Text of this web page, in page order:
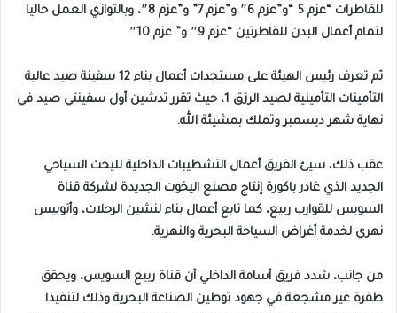
للقاطرات “عزم 5 “و”عزم 6″ و”عزم 7” و”عزم 8″، وبالتوازي العمل حاليا
لتمام أعمال البدن للقاطرتين “عزم 9″ و” عزم 10″.
ثم تعرف رئيس الهيئة على مستجدات أعمال بناء 12 سفينة صيد عالية
التأمينات التأمينية لصيد الرزق 1، حيث تقرر تدشين أول سفينتي صيد في
نهاية شهر ديسمبر وتملك بمشيئة الله.
عقب ذلك، سيئ الفريق أعمال التشطيبات الداخلية لليخت السياحي
الجديد الذي غادر باكورة إنتاج مصنع اليخوت الجديدة لشركة قناة
السويس للقوارب ربيع، كما تابع أعمال بناء لنشين الرحلات، وأتوبيس
نهري لخدمة أغراض السياحة البحرية والنهرية.
من جانب، شدد فريق أسامة الداخلي أن قناة ربيع السويس، ويحقق
طفرة غير مشجعة في جهود توطين الصناعة البحرية وذلك لتنفيذا